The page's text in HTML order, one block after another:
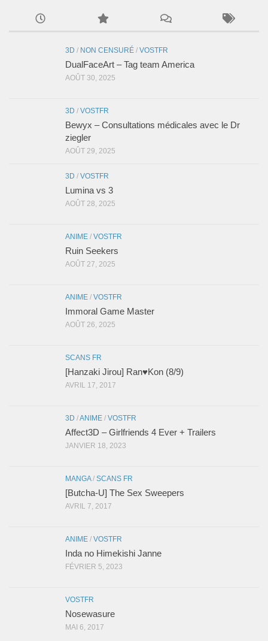
3D / NON CENSURÉ / VOSTFR
DualFaceArt – Tag team America
AOÛT 30, 2025
3D / VOSTFR
Bewyx – Consultations médicales avec le Dr
ziegler
AOÛT 29, 2025
3D / VOSTFR
Lumina vs 3
AOÛT 28, 2025
ANIME / VOSTFR
Ruin Seekers
AOÛT 27, 2025
ANIME / VOSTFR
Immoral Game Master
AOÛT 26, 2025
SCANS FR
[Hanzaki Jirou] Ran♥Kon (8/9)
AVRIL 17, 2017
3D /ANIME / VOSTFR
Affect3D – Girlfriends 4 Ever + Trailers
JANVIER 18, 2023
MANGA/ SCANS FR
[Butcha-U] The Sex Sweepers
AVRIL 7, 2017
ANIME / VOSTFR
Inda no Himekishi Janne
FÉVRIER 5, 2023
VOSTFR
Nosewasure
MAI 6, 2017